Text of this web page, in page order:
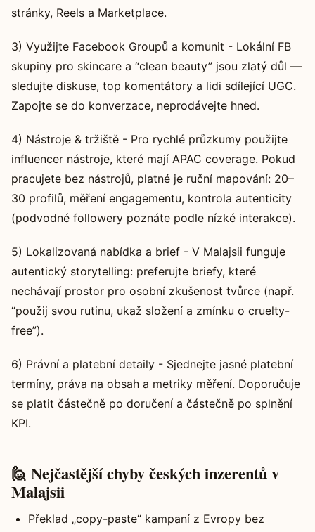
stránky, Reels a Marketplace.
3) Využijte Facebook Groupů a komunit - Lokální FB
skupiny pro skincare a “clean beauty” jsou zlatý důl —
sledujte diskuse, top komentátory a lidi sdílející UGC.
Zapojte se do konverzace, neprodávejte hned.
4) Nástroje & tržiště - Pro rychlé průzkumy použijte
influencer nástroje, které mají APAC coverage. Pokud
pracujete bez nástrojů, platné je ruční mapování: 20–
30 profilů, měření engagementu, kontrola autenticity
(podvodné followery poznáte podle nízké interakce).
5) Lokalizovaná nabídka a brief - V Malajsii funguje
autentický storytelling: preferujte briefy, které
nechávají prostor pro osobní zkušenost tvůrce (např.
“použij svou rutinu, ukaž složení a zmínku o cruelty-
free”).
6) Právní a platební detaily - Sjednejte jasné platební
termíny, práva na obsah a metriky měření. Doporučuje
se platit částečně po doručení a částečně po splnění
KPI.
🙋 Nejčastější chyby českých inzerentů v
Malajsii
Překlad „copy-paste“ kampaní z Evropy bez